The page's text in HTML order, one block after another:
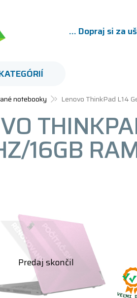
... Dopraj si za
notebooky Lenovo ThinkPad L14
16GB